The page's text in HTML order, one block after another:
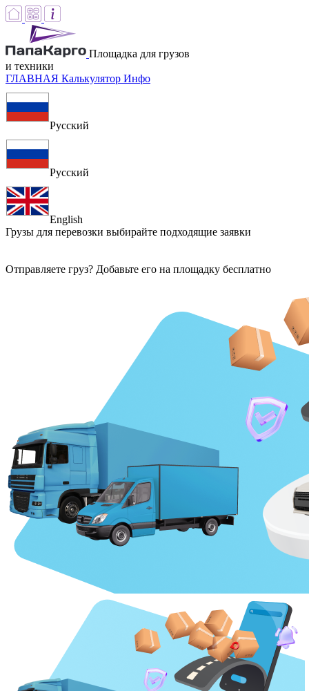
Площадка для грузов
и техники
ГЛАВНАЯ Калькулятор Инфо
Русский
Русский
English
Грузы для перевозки выбирайте подходящие заявки
Отправляете груз? Добавьте его на площадку бесплатно